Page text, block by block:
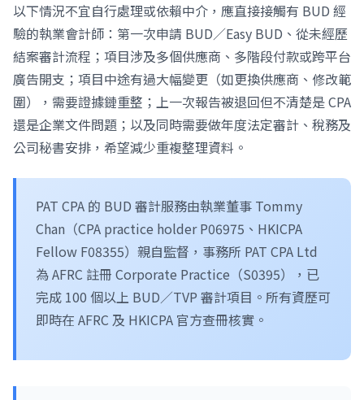
以下情況不宜自行處理或依賴中介，應直接接觸有 BUD 經
驗的執業會計師：第一次申請 BUD／Easy BUD、從未經歷
結案審計流程；項目涉及多個供應商、多階段付款或跨平台
廣告開支；項目中途有過大幅變更（如更換供應商、修改範
圍），需要證據鏈重整；上一次報告被退回但不清楚是 CPA
還是企業文件問題；以及同時需要做年度法定審計、稅務及
公司秘書安排，希望減少重複整理資料。
PAT CPA 的 BUD 審計服務由執業董事 Tommy
Chan（CPA practice holder P06975、HKICPA
Fellow F08355）親自監督，事務所 PAT CPA Ltd
為 AFRC 註冊 Corporate Practice（S0395），已
完成 100 個以上 BUD／TVP 審計項目。所有資歷可
即時在 AFRC 及 HKICPA 官方查冊核實。